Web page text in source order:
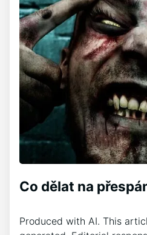
Co dělat na
Produced with AI. This